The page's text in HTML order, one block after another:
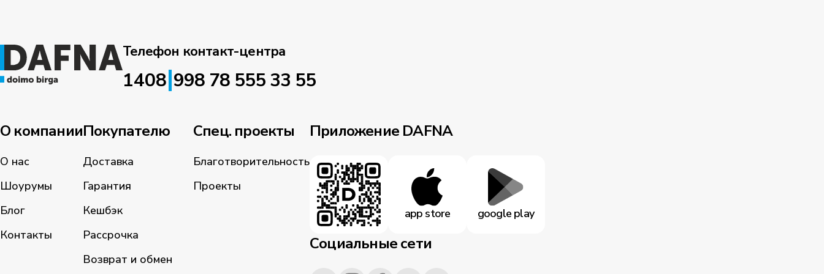
Телефон контакт-центра
1408|998 78 555 33 55
О компании
О нас
Шоурумы
Блог
Контакты
Покупателю
Доставка
Гарантия
Кешбэк
Рассрочка
Возврат и обмен
Спец. проекты
Благотворительность
Проекты
Приложение DAFNA
app store google play
Социальные сети